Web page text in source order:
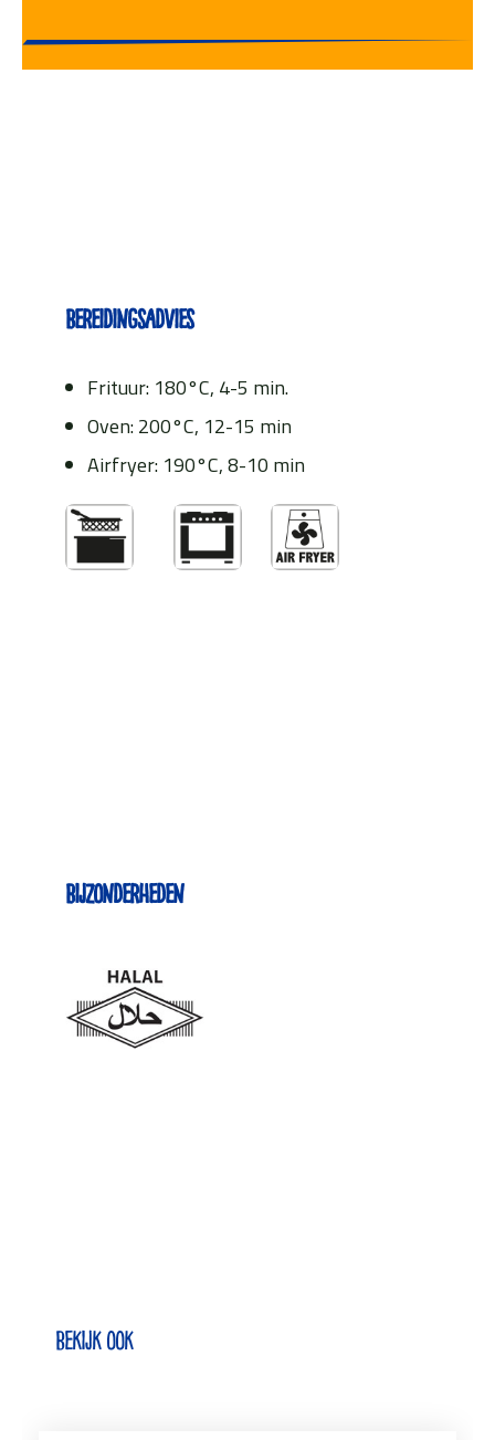
Bereidingsadvies
Frituur: 180°C, 4-5 min.
Oven: 200°C, 12-15 min
Airfryer: 190°C, 8-10 min
Bijzonderheden
Bekijk ook